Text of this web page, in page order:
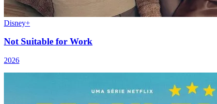
Disney+
Not Suitable for Work
2026